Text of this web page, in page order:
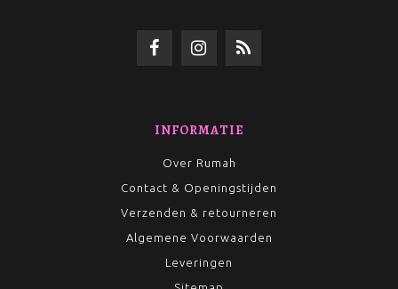
INFORMATIE
Over Rumah
Contact & Openingstijden
Verzenden & retourneren
Algemene Voorwaarden
Leveringen